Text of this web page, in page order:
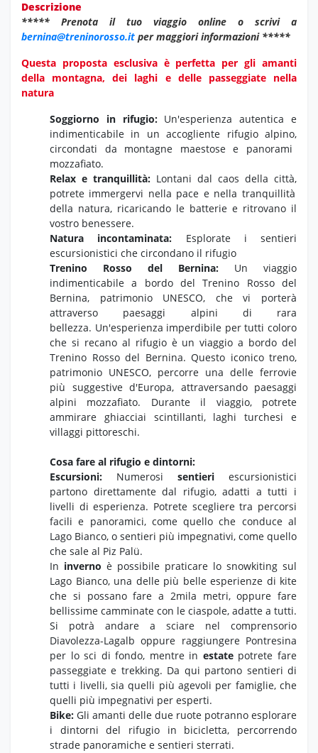
Descrizione
***** Prenota il tuo viaggio online o scrivi a
bernina@treninorosso.it per maggiori informazioni *****
Questa proposta esclusiva è perfetta per gli amanti
della montagna, dei laghi e delle passeggiate nella
natura
Soggiorno in rifugio:Un'esperienza autentica e
indimenticabile in un accogliente rifugio alpino,
circondati da montagne maestose e panorami
mozzafiato.
Relax e tranquillità: Lontani dal caos della città,
potrete immergervi nella pace e nella tranquillità
della natura, ricaricando le batterie e ritrovano il
vostro benessere.
Natura incontaminata: Esplorate i sentieri
escursionistici che circondano il rifugio
Trenino Rosso del Bernina: Un viaggio
indimenticabile a bordo del Trenino Rosso del
Bernina, patrimonio UNESCO, che vi porterà
attraverso paesaggi alpini di rara
bellezza. Un'esperienza imperdibile per tutti coloro
che si recano al rifugio è un viaggio a bordo del
Trenino Rosso del Bernina. Questo iconico treno,
patrimonio UNESCO, percorre una delle ferrovie
più suggestive d'Europa, attraversando paesaggi
alpini mozzafiato. Durante il viaggio, potrete
ammirare ghiacciai scintillanti, laghi turchesi e
villaggi pittoreschi.
Cosa fare al rifugio e dintorni:
Escursioni: Numerosi sentieri escursionistici
partono direttamente dal rifugio, adatti a tutti i
livelli di esperienza. Potrete scegliere tra percorsi
facili e panoramici, come quello che conduce al
Lago Bianco, o sentieri più impegnativi, come quello
che sale al Piz Palü.
In inverno è possibile praticare lo snowkiting sul
Lago Bianco, una delle più belle esperienze di kite
che si possano fare a 2mila metri, oppure fare
bellissime camminate con le ciaspole, adatte a tutti.
Si potrà andare a sciare nel comprensorio
Diavolezza-Lagalb oppure raggiungere Pontresina
per lo sci di fondo, mentre in estatepotrete fare
passeggiate e trekking. Da qui partono sentieri di
tutti i livelli, sia quelli più agevoli per famiglie, che
quelli più impegnativi per esperti.
Bike: Gli amanti delle due ruote potranno esplorare
i dintorni del rifugio in bicicletta, percorrendo
strade panoramiche e sentieri sterrati.